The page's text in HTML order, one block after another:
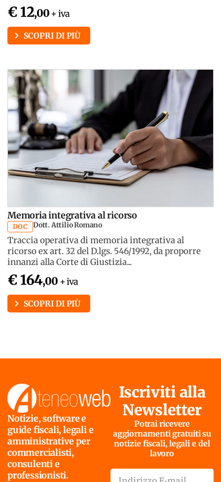
€ 12,00 + iva
SCOPRI DI PIÙ
Memoria integrativa al ricorso
DOC Dott. Attilio Romano
Traccia operativa di memoria integrativa al
ricorso ex art. 32 del D.lgs. 546/1992, da proporre
innanzi alla Corte di Giustizia...
€ 164,00 + iva
SCOPRI DI PIÙ
Notizie, software e
guide fiscali, legali e
amministrative per
commercialisti,
consulenti e
professionisti.
Iscriviti alla
Newsletter
Potrai ricevere
aggiornamenti gratuiti su
notizie fiscali, legali e del
lavoro